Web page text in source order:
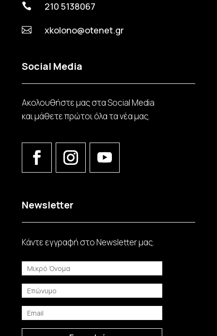
 210 5138067
 xkolono@otenet.gr
Social Media
Ακολουθήστε μας στα Social Media
και μάθετε πρώτοι όλα τα νέα μας.
Newsletter
Κάντε εγγραφή στο Νewsletter μας.